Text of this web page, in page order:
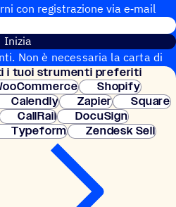
con regi­stra­zione via e‑mail
Inizia
Non è necessaria la carta di
istantanea.
i tuoi strumenti preferiti
Shopify
Calendly Zapier
Square
CallRail
DocuSign
Typeform Zendesk Sell